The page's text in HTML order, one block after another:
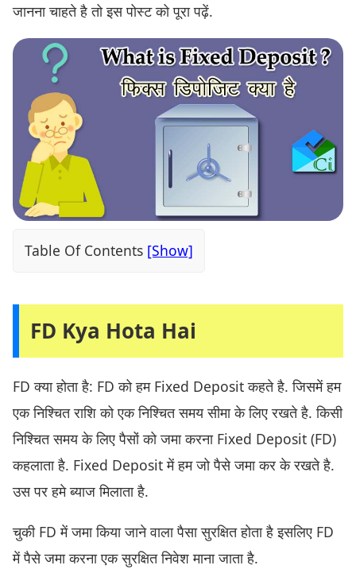
जानना चाहते है तो इस पोस्ट को पूरा पढ़ें.
Table Of Contents
FD Kya Hota Hai
FD क्या होता है: FD को हम Fixed Deposit कहते है. जिसमें हम
एक निश्चित राशि को एक निश्चित समय सीमा के लिए रखते है. किसी
निश्चित समय के लिए पैसों को जमा करना Fixed Deposit (FD)
कहलाता है. Fixed Deposit में हम जो पैसे जमा कर के रखते है.
उस पर हमे ब्याज मिलाता है.
चुकी FD में जमा किया जाने वाला पैसा सुरक्षित होता है इसलिए FD
में पैसे जमा करना एक सुरक्षित निवेश माना जाता है.